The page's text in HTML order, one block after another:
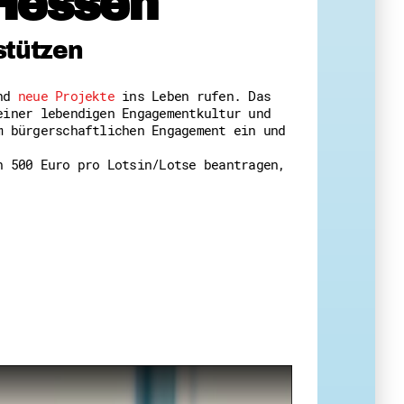
neue Projekteins Leben rufen. Das
lebendigen Engagementkultur und
Engagement ein und
500 Euro pro Lotsin/Lotse beantragen,